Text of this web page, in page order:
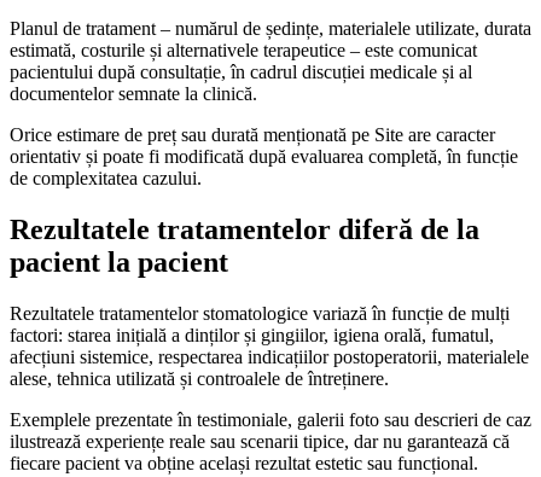
Planul de tratament – numărul de ședințe, materialele utilizate, durata
estimată, costurile și alternativele terapeutice – este comunicat
pacientului după consultație, în cadrul discuției medicale și al
documentelor semnate la clinică.
Orice estimare de preț sau durată menționată pe Site are caracter
orientativ și poate fi modificată după evaluarea completă, în funcție
de complexitatea cazului.
Rezultatele tratamentelor diferă de la
pacient la pacient
Rezultatele tratamentelor stomatologice variază în funcție de mulți
factori: starea inițială a dinților și gingiilor, igiena orală, fumatul,
afecțiuni sistemice, respectarea indicațiilor postoperatorii, materialele
alese, tehnica utilizată și controalele de întreținere.
Exemplele prezentate în testimoniale, galerii foto sau descrieri de caz
ilustrează experiențe reale sau scenarii tipice, dar nu garantează că
fiecare pacient va obține același rezultat estetic sau funcțional.